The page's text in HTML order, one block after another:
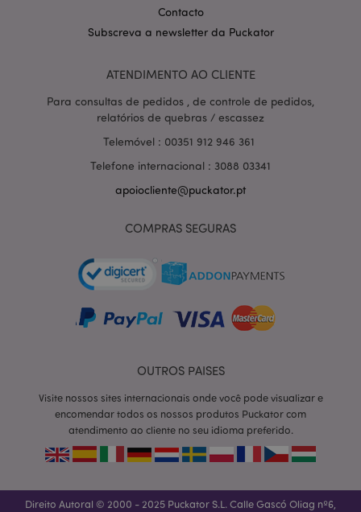
Contacto
Subscreva a newsletter da Puckator
ATENDIMENTO AO CLIENTE
Para consultas de pedidos , de controle de pedidos,
relatórios de quebras / escassez
Telemóvel : 00351 912 946 361
Telefone internacional : 3088 03341
apoiocliente@puckator.pt
COMPRAS SEGURAS
OUTROS PAISES
Visite nossos sites internacionais onde você pode visualizar e
encomendar todos os nossos produtos Puckator com
atendimento ao cliente no seu idioma preferido.
Direito Autoral © 2000 - 2025 Puckator S.L. Calle Gascó Oliag nº6,
PHPSESSID
PHP.net
.www.puckator.pt
section_data_ids
Adobe Inc.
www.puckator.pt